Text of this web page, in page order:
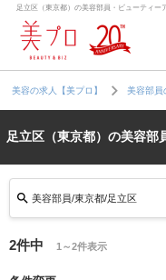
足立区（東京都）の美容部員・ビューティー
美容の求人【美プロ】 美容部員
足立区（東京都）の美容部
美容部員/東京都/足立区
2件中 1～2件表示